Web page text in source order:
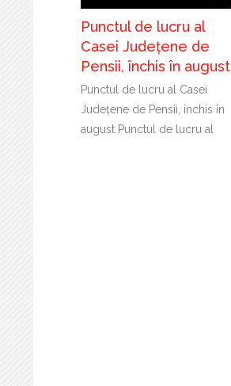
Punctul de lucru al
Casei Județene de
Pensii, închis în august
Punctul de lucru al Casei
Județene de Pensii, închis în
august Punctul de lucru al